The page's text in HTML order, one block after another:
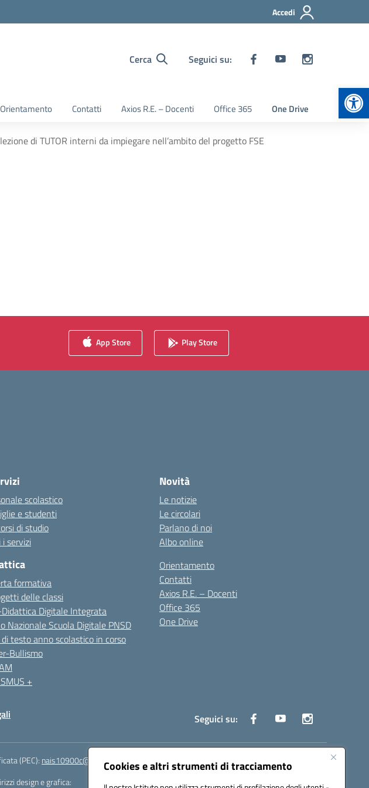
Cookies e altri strumenti di tracciamento
Accedi
Cerca Seguici su:
Orientamento Contatti Axios R.E. – Docenti Office 365 One Drive
di TUTOR interni da impiegare nell’ambito del progetto FSE
App Store Play Store
scolastico
e studenti
di studio
servizi
formativa
delle classi
Digitale Integrata
Nazionale Scuola Digitale PNSD
di testo anno scolastico in corso
Bullismo
+
Novità
Le notizie
Le circolari
Parlano di noi
Albo online
Orientamento
Contatti
Axios R.E. – Docenti
Office 365
One Drive
Seguici su:
(PEC): nais10900c@pec.istruzione.it
design e grafica: